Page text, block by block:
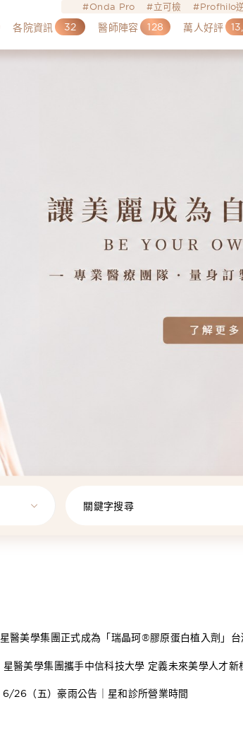
Onda Pro 立可檢 Profhilo
各院資訊 32 醫師陣容 128 萬人好評
關鍵字搜尋
星醫美學集團正式成為「瑞晶珂®膠原蛋白植入劑」
星醫美學集團攜手中信科技大學 定義未來美學人才新
6/26（五）豪雨公告｜星和診所營業時間